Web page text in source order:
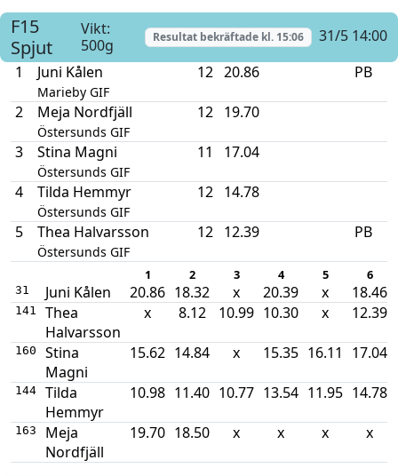
F15
Spjut
Vikt:
500g
Resultat bekräftade kl. 15:06
31/5 14:00
1
Juni Kålen
Marieby GIF
12 20.86 PB
2 Meja Nordfjäll
Östersunds GIF
12 19.70
3 Stina Magni
Östersunds GIF
11 17.04
4 Tilda Hemmyr
Östersunds GIF
12 14.78
5 Thea Halvarsson
Östersunds GIF
12 12.39 PB
1 2 3 4 5 6
31 Juni Kålen 20.86 18.32 x 20.39 x 18.46
141
Thea
Halvarsson
x 8.12 10.99 10.30 x 12.39
160
Stina
Magni
15.62 14.84 x 15.35 16.11 17.04
144
Tilda
Hemmyr
10.98 11.40 10.77 13.54 11.95 14.78
163
Meja
Nordfjäll
19.70 18.50 x x x x